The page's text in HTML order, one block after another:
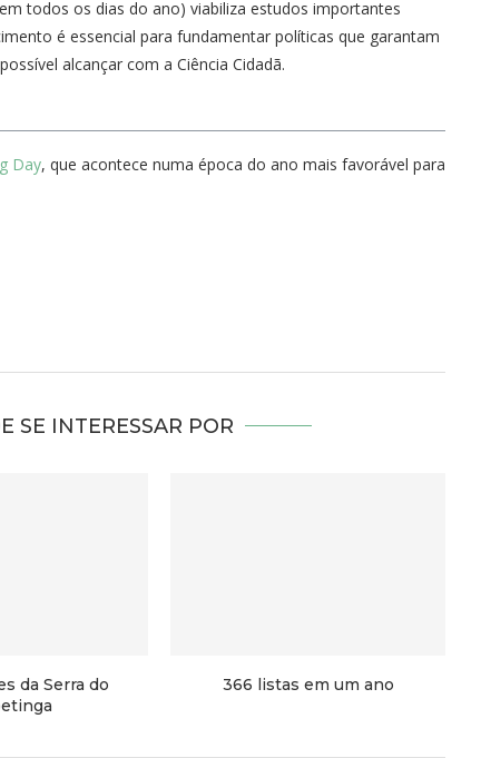
todos os dias do ano) viabiliza estudos importantes
é essencial para fundamentar políticas que garantam
alcançar com a Ciência Cidadã.
Day, que acontece numa época do ano mais favorável para
SE INTERESSAR POR
da Serra do
366 listas em um ano